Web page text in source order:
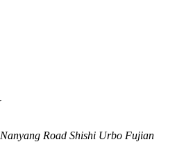
Road Shishi Urbo Fujian